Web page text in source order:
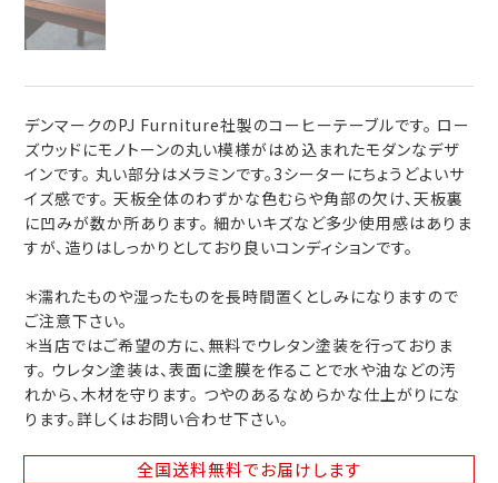
デンマークのPJ Furniture社製のコーヒーテーブルです。 ロー
ズウッドにモノトーンの丸い模様がはめ込まれたモダンなデザ
インです。 丸い部分はメラミンです。3シーターにちょうどよいサ
イズ感です。 天板全体のわずかな色むらや角部の欠け、天板裏
に凹みが数か所あります。 細かいキズなど多少使用感はありま
すが、造りはしっかりとしており良いコンディションです。
＊濡れたものや湿ったものを長時間置くとしみになりますので
ご注意下さい。
＊当店ではご希望の方に、無料でウレタン塗装を行っておりま
す。 ウレタン塗装は、表面に塗膜を作ることで水や油などの汚
れから、木材を守ります。 つやのあるなめらかな仕上がりにな
ります。詳しくはお問い合わせ下さい。
全国送料無料でお届けします